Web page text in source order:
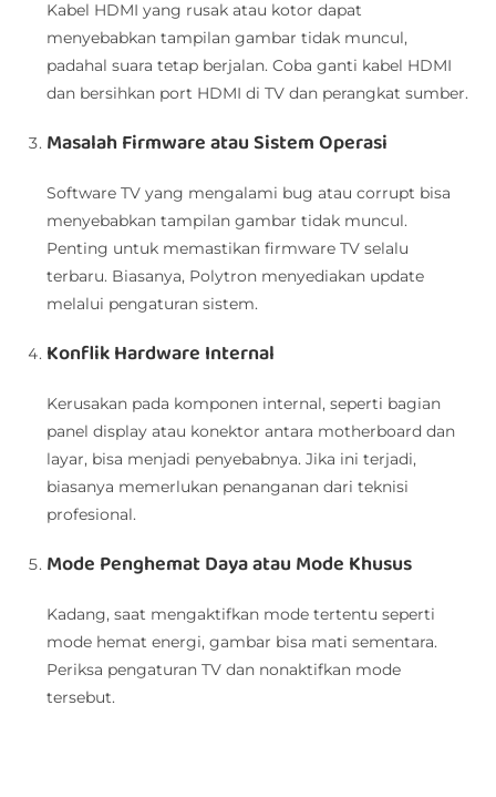
Kabel HDMI yang rusak atau kotor dapat
menyebabkan tampilan gambar tidak muncul,
padahal suara tetap berjalan. Coba ganti kabel HDMI
dan bersihkan port HDMI di TV dan perangkat sumber.
Masalah Firmware atau Sistem Operasi
Software TV yang mengalami bug atau corrupt bisa
menyebabkan tampilan gambar tidak muncul.
Penting untuk memastikan firmware TV selalu
terbaru. Biasanya, Polytron menyediakan update
melalui pengaturan sistem.
Konflik Hardware Internal
Kerusakan pada komponen internal, seperti bagian
panel display atau konektor antara motherboard dan
layar, bisa menjadi penyebabnya. Jika ini terjadi,
biasanya memerlukan penanganan dari teknisi
profesional.
Mode Penghemat Daya atau Mode Khusus
Kadang, saat mengaktifkan mode tertentu seperti
mode hemat energi, gambar bisa mati sementara.
Periksa pengaturan TV dan nonaktifkan mode
tersebut.